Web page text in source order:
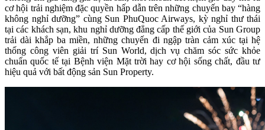
cơ hội trải nghiệm đặc quyền hấp dẫn trên những chuyến bay “hàng
không nghỉ dưỡng” cùng Sun PhuQuoc Airways, kỳ nghỉ thư thái
tại các khách sạn, khu nghỉ dưỡng đẳng cấp thế giới của Sun Group
trải dài khắp ba miền, những chuyến đi ngập tràn cảm xúc tại hệ
thống công viên giải trí Sun World, dịch vụ chăm sóc sức khỏe
chuẩn quốc tế tại Bệnh viện Mặt trời hay cơ hội sống chất, đầu tư
hiệu quả với bất động sản Sun Property.